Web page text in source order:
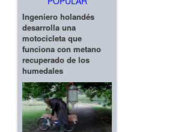
Ingeniero holandés
desarrolla una
motocicleta que
funciona con metano
recuperado de los
humedales